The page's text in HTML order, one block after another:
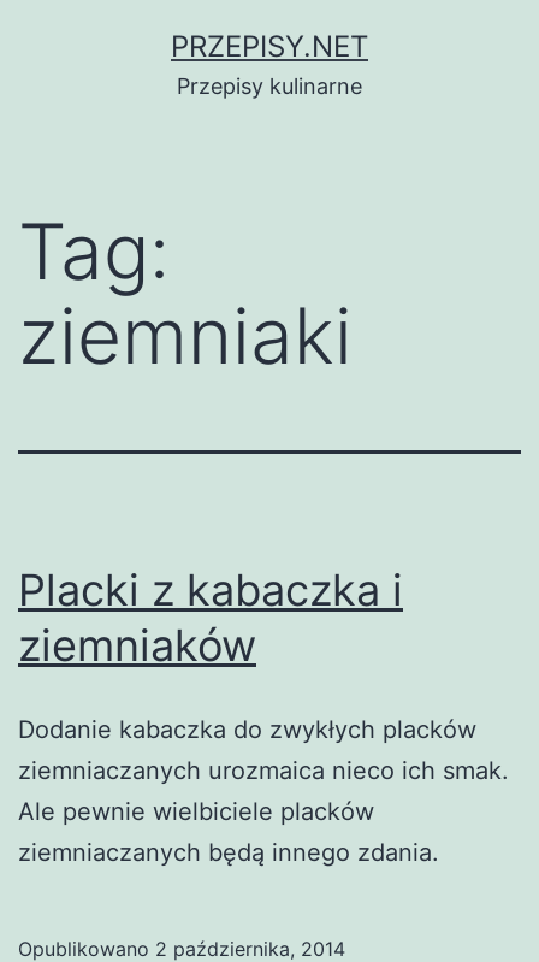
PRZEPISY.NET
Przepisy kulinarne
Tag:
ziemniaki
Placki z kabaczka i
ziemniaków
Dodanie kabaczka do zwykłych placków
ziemniaczanych urozmaica nieco ich smak.
Ale pewnie wielbiciele placków
ziemniaczanych będą innego zdania.
Opublikowano 2 października, 2014